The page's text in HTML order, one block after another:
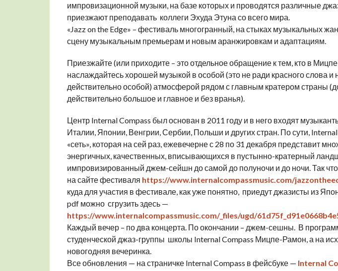
импровизационной музыки, на базе которых и проводятся различные
приезжают преподавать коллеги Эхуда Этуна со всего мира.
«Jazz on the Edge» – фестиваль многогранный, на стыках музыкальных
сцену музыкальным премьерам и новым аранжировкам и адаптациям.
Приезжайте (или приходите – это отдельное обращение к тем, кто в
наслаждайтесь хорошей музыкой в особой (это не ради красного слова и
действительно особой) атмосферой рядом с главным кратером страны
действительно большое и главное и без вранья).
Центр Internal Compass был основан в 2011 году и в него входят
Италии, Японии, Венгрии, Сербии, Польши и других стран. По сути,
«сеть», которая на сей раз, ежевечерне с 28 по 31 декабря представит
энергичных, качественных, вписывающихся в пустынно-кратерный
импровизированный джем-сейшн до самой до полуночи и до ночи. Так
на сайте фестиваля https://www.internalcompassmusic.com/
куда для участия в фестивале, как уже понятно, приедут джазисты из
pdf можно сгрузить здесь —
https://www.internalcompassmusic.com/_files/ugd/
Каждый вечер – по два концерта. По окончании – джем-сешны. В
студенческой джаз-группы школы Internal Compass Мицпе-Рамон, а на
новогодняя вечеринка.
Все обновления — на страничке Internal Compass в фейсбуке — Internal